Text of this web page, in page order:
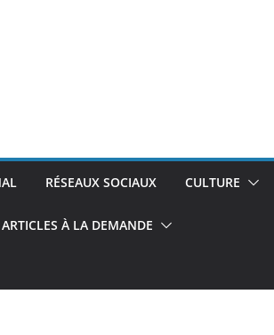
RÉSEAUX SOCIAUX CULTURE
ARTICLES À LA DEMANDE